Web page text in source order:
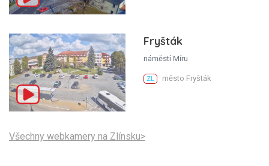
Fryšták
náměstí Míru
ZL město Fryšták
Všechny webkamery na Zlínsku>